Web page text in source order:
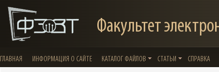
Факультет
ГЛАВНАЯ ИНФОРМАЦИЯ О САЙТЕ КАТАЛОГ ФАЙЛОВ СТАТЬИ СПРАВКА